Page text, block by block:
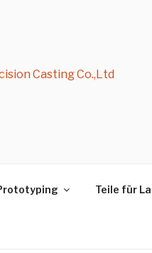
Casting Co.,Ltd
Teile für